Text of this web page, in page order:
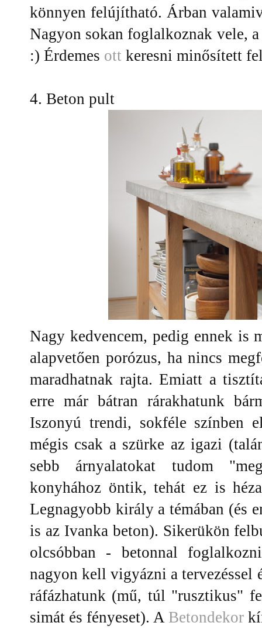
könnyen felújítható. Árban
Nagyon sokan foglalkoznak vele,
:) Érdemes ott keresni minősített
4. Beton pult
Nagy kedvencem, pedig ennek is
alapvetően porózus, ha nincs
maradhatnak rajta. Emiatt a
erre már bátran rárakhatunk
Iszonyú trendi, sokféle színben
mégis csak a szürke az igazi
sebb árnyalatokat tudom
konyhához öntik, tehát ez is
Legnagyobb király a témában (és
is az Ivanka beton). Sikerükön
olcsóbban - betonnal
nagyon kell vigyázni a tervezéssel
ráfázhatunk (mű, túl "rusztikus"
simát és fényeset). A Betondekor